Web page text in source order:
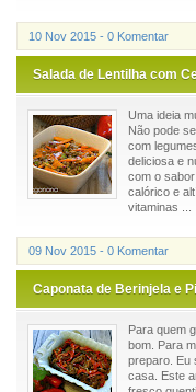
10 Nov 2015 - 0 Komentar
Salada de Lentilha com
Uma ideia
Não pode
com
deliciosa e
com o
calórico e
vitaminas ...
09 Nov 2015 - 0 Komentar
Caponata de Berinjela e
Para quem
bom. Para
preparo. Eu
casa. Este